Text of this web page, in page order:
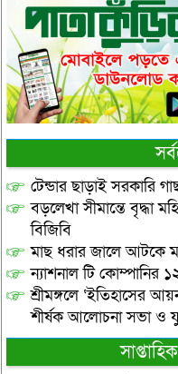
টেন্ডার ছাড়াই সরকারি
বড়লেখা সীমান্তে বৃদ্ধা
বিজিবি
মাছ ধরার জালে আটকে
ন্যাশনাল টি কোম্পানির
শ্রীমঙ্গলে ‘ইতিহাসের
শীর্ষক আলোচনা সভা ও